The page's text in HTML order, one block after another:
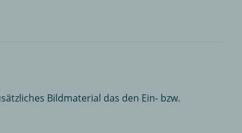
Bildmaterial das den Ein- bzw.